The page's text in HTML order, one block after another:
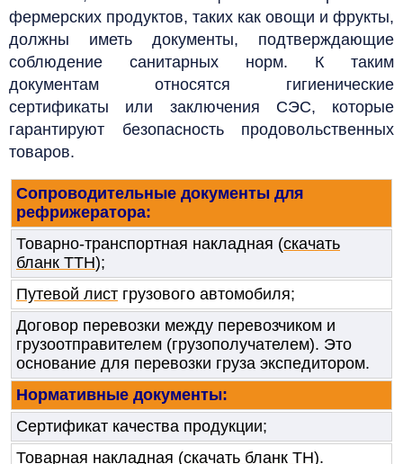
фермерских продуктов, таких как овощи и фрукты,
должны иметь документы, подтверждающие
соблюдение санитарных норм. К таким
документам относятся гигиенические
сертификаты или заключения СЭС, которые
гарантируют безопасность продовольственных
товаров.
Сопроводительные документы для
рефрижератора:
Товарно-транспортная накладная (скачать
бланк ТТН);
Путевой лист грузового автомобиля;
Договор перевозки между перевозчиком и
грузоотправителем (грузополучателем). Это
основание для перевозки груза экспедитором.
Нормативные документы:
Сертификат качества продукции;
Товарная накладная (скачать бланк ТН).